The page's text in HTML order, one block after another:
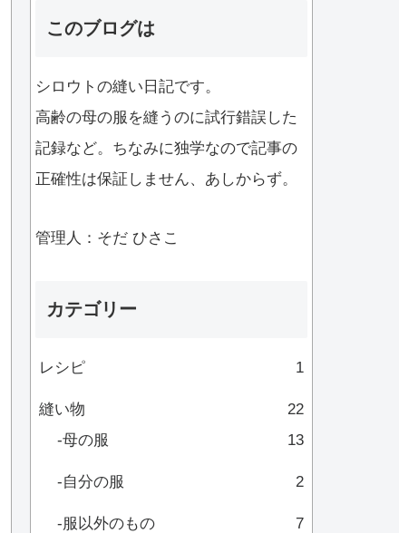
このブログは
シロウトの縫い日記です。
高齢の母の服を縫うのに試行錯誤した
記録など。ちなみに独学なので記事の
正確性は保証しません、あしからず。
管理人：そだ ひさこ
カテゴリー
レシピ 1
縫い物
22
母の服
13
自分の服 2
服以外のもの 7